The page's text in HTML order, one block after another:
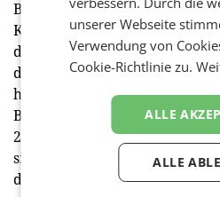
Bei Lebensmitteln wie Obst
Konsumenten schon lange
dieser Anspruch auch an Bier
der repräsentativen Studie
haben bereits 27 Prozent der
Bio-Bier konsumiert – vor
22 Prozent der Österreicher.
sind es übrigens
den über 60-Jährigen nur 19
unserer Webseite
Verwendung von
Cookie-Richtlinie zu.
ALLE
ALLE